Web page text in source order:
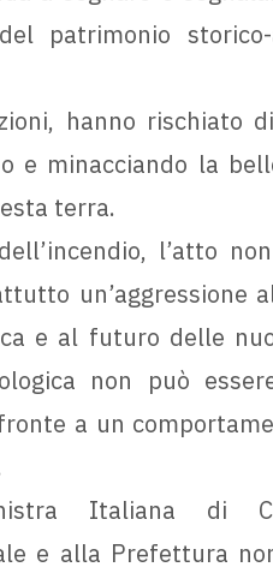
patrimonio
hanno rischiato
e minacciando la
terra.
l’atto
e al futuro delle
non può
a un
Italiana di
e alla Prefettura